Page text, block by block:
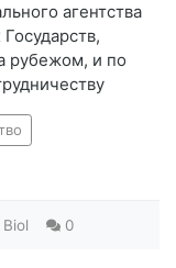
агентства
рубежом, и по
Biol 0